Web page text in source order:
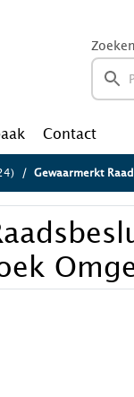
Zoeken
Contact
Gewaarmerkt